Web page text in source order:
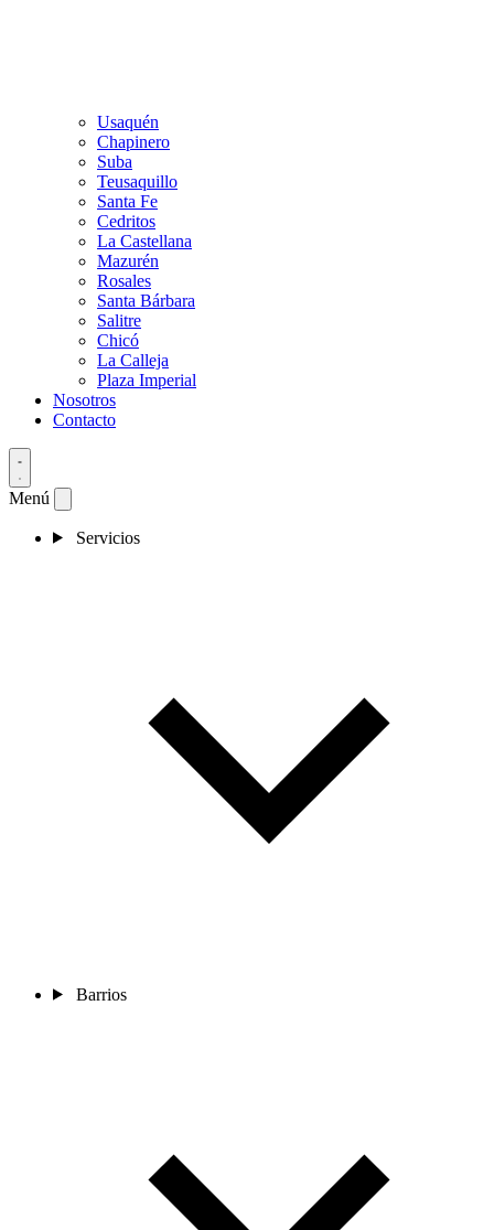
Usaquén
Chapinero
Suba
Teusaquillo
Santa Fe
Cedritos
La Castellana
Mazurén
Rosales
Santa Bárbara
Salitre
Chicó
La Calleja
Plaza Imperial
Nosotros
Contacto
Menú
Servicios
Barrios